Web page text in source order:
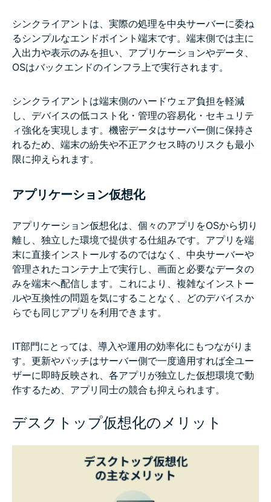
シンクライアントは、実際の処理を中央サーバーに委ね
るシンプルなエンドポイント端末です。端末側では主に
入出力や表示のみを担い、アプリケーションやデータ、
OSはバックエンドのインフラ上で実行されます。
シンクライアントは端末側のハードウェア負担を軽減
し、デバイスの低コスト化・管理の容易化・セキュリテ
ィ強化を実現します。機密データはサーバー側に保持さ
れるため、端末の紛失や不正アクセス時のリスクも最小
限に抑えられます。
アプリケーション仮想化
アプリケーション仮想化は、個々のアプリをOSから切り
離し、独立した環境で提供する仕組みです。アプリを端
末に直接インストールするのではなく、中央サーバーや
管理されたコンテナ上で実行し、画面と必要なデータの
みを端末へ配信します。これにより、複雑なインストー
ルや互換性の問題を気にすることなく、どのデバイスか
らでも同じアプリを利用できます。
IT部門にとっては、導入や運用の効率化にもつながりま
す。更新やパッチはサーバー側で一度適用すれば全ユー
ザーに即時反映され、各アプリが独立した仮想環境で動
作するため、アプリ同士の競合も抑えられます。
デスクトップ仮想化のメリット